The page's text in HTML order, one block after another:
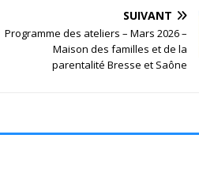
SUIVANT
Programme des ateliers – Mars 2026 –
Maison des familles et de la
parentalité Bresse et Saône